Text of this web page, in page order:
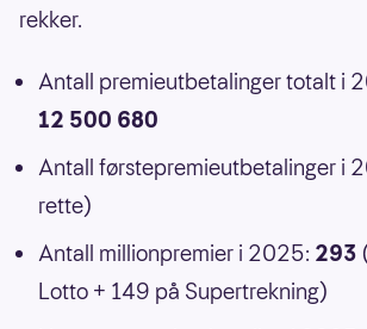
rekker.
Antall premieutbetalinger totalt i
12 500 680
Antall førstepremieutbetalinger i
rette)
Antall millionpremier i 2025: 293
Lotto + 149 på Supertrekning)